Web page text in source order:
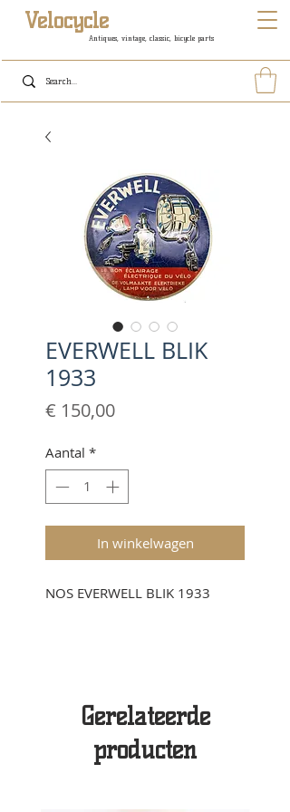
Antiques, vintage, classic, bicycle parts
Velocycle
EVERWELL BLIK
1933
€ 150,00Prijs
Aantal *
In winkelwagen
NOS EVERWELL BLIK 1933
Gerelateerde
producten